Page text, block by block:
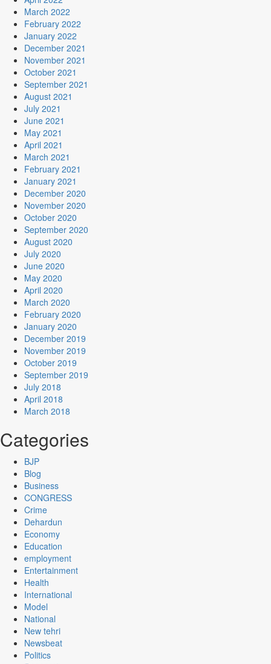
March 2022
February 2022
January 2022
December 2021
November 2021
October 2021
September 2021
August 2021
July 2021
June 2021
May 2021
April 2021
March 2021
February 2021
January 2021
December 2020
November 2020
October 2020
September 2020
August 2020
July 2020
June 2020
May 2020
April 2020
March 2020
February 2020
January 2020
December 2019
November 2019
October 2019
September 2019
July 2018
April 2018
March 2018
Categories
BJP
Blog
Business
CONGRESS
Crime
Dehardun
Economy
Education
employment
Entertainment
Health
International
Model
National
New tehri
Newsbeat
Politics